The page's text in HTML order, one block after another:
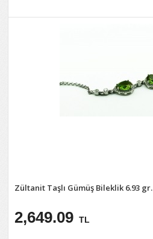
Zültanit Taşlı Gümüş Bileklik 6.93 gr.
2,649.09 TL